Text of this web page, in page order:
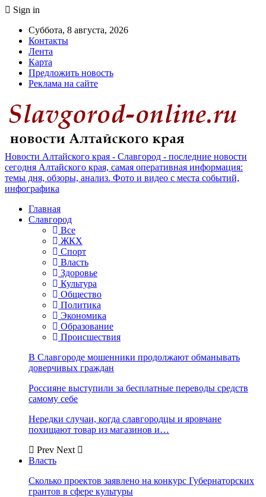
Sign in
Суббота, 8 августа, 2026
Контакты
Лента
Карта
Предложить новость
Реклама на сайте
Новости Алтайского края - Славгород - последние новости
сегодня Алтайского края, самая оперативная информация:
темы дня, обзоры, анализ. Фото и видео с места событий,
инфографика
Главная
Славгород
Все
ЖКХ
Спорт
Власть
Здоровье
Культура
Общество
Политика
Экономика
Образование
Происшествия
В Славгороде мошенники продолжают обманывать
доверчивых граждан
Россияне выступили за бесплатные переводы средств
самому себе
Нередки случаи, когда славгородцы и яровчане
похищают товар из магазинов и…
Prev Next
Власть
Сколько проектов заявлено на конкурс Губернаторских
грантов в сфере культуры